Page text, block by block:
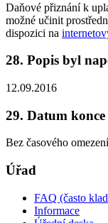
Daňové přiznání k
možné učinit
dispozici na
28. Popis byl
12.09.2016
29. Datum
Bez časového
Úřad
FAQ (často
Informace